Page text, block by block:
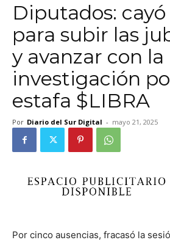
Diputados: cayó
para subir las
y avanzar con la
investigación
estafa $LIBRA
Por Diario del Sur Digital - mayo 21, 2025
Por cinco ausencias, fracasó la